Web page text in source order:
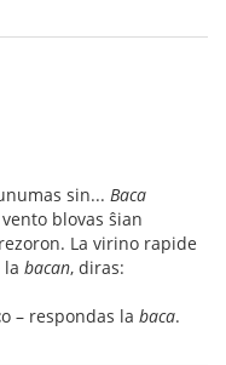
sin... Baca
blovas ŝian
La virino rapide
la bacan, diras:
o – respondas la baca.